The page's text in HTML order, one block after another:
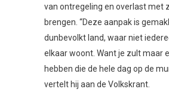
van ontregeling en overlast met
brengen. “Deze aanpak is
dunbevolkt land, waar niet
elkaar woont. Want je zult maar
hebben die de hele dag op de
vertelt hij aan de Volkskrant.